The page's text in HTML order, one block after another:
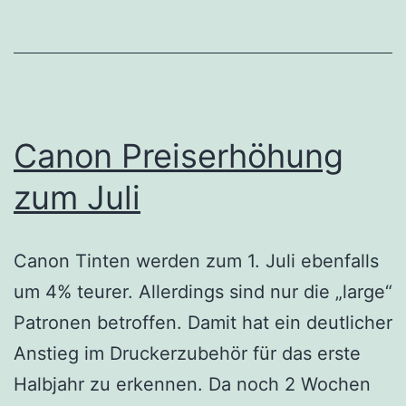
Canon Preiserhöhung
zum Juli
Canon Tinten werden zum 1. Juli ebenfalls
um 4% teurer. Allerdings sind nur die „large“
Patronen betroffen. Damit hat ein deutlicher
Anstieg im Druckerzubehör für das erste
Halbjahr zu erkennen. Da noch 2 Wochen